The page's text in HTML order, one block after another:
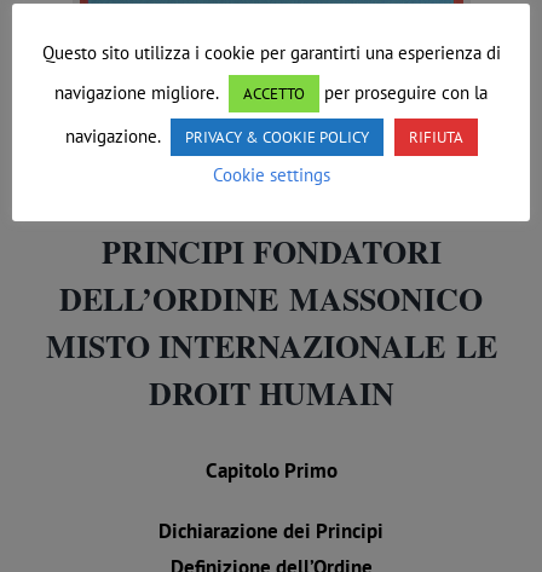
PRINCIPI FONDATORI
DELL’ORDINE MASSONICO
MISTO INTERNAZIONALE LE
DROIT HUMAIN
Capitolo Primo
Dichiarazione dei Principi
Questo sito utilizza i cookie per garantirti una esperienza di
navigazione migliore.
ACCETTO
per proseguire con la
navigazione.
PRIVACY & COOKIE POLICY RIFIUTA
Cookie settings